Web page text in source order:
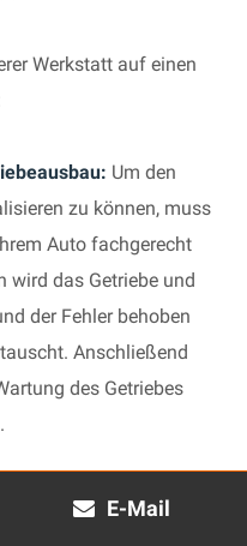
E-Mail
Werkstatt auf einen
Um den
zu können, muss
Auto fachgerecht
wird das Getriebe und
der Fehler behoben
Anschließend
des Getriebes
eines komplexen
und benötigt